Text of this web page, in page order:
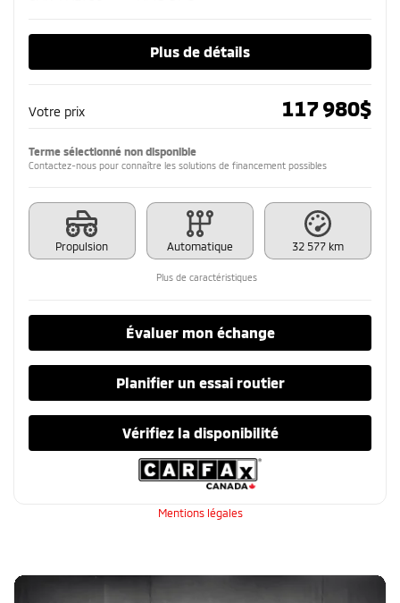
Plus de détails
Votre prix 117 980$
Terme sélectionné non disponible
Contactez-nous pour connaître les solutions de financement possibles
Propulsion Automatique 32 577 km
Plus de caractéristiques
Évaluer mon échange
Planifier un essai routier
Vérifiez la disponibilité
Mentions légales